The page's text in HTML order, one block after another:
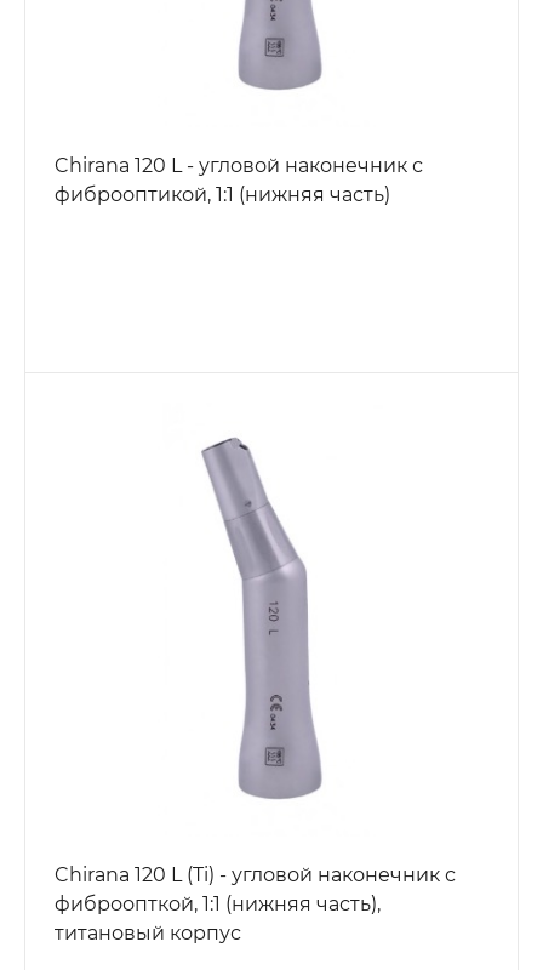
Chirana 120 L - угловой наконечник с
фиброоптикой, 1:1 (нижняя часть)
Chirana 120 L (Ti) - угловой наконечник с
фиброопткой, 1:1 (нижняя часть),
титановый корпус